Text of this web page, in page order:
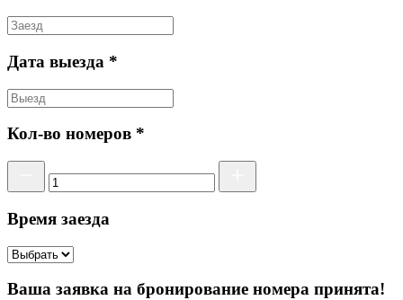
Дата выезда *
Кол-во номеров *
Время заезда
Ваша заявка на бронирование номера принята!